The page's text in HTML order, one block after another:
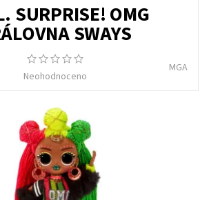
SURPRISE! OMG
SWAYS
Neohodnoceno
MGA